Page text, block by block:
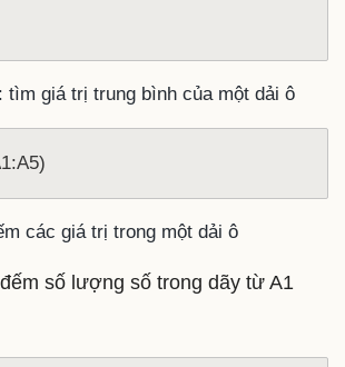
: tìm giá trị trung bình của một dải ô
các giá trị trong một dải ô
số lượng số trong dãy từ A1